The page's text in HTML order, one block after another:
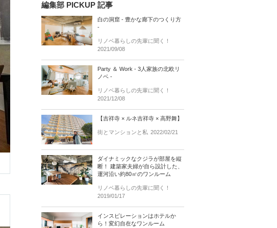
編集部 PICKUP 記事
白の洞窟 - 豊かな廊下のつくり方
-
リノベ暮らしの先輩に聞く！
2021/09/08
Party ＆ Work - 3人家族の北欧リ
ノベ -
リノベ暮らしの先輩に聞く！
2021/12/08
【吉祥寺 × ルネ吉祥寺 × 高野舞】
街とマンションと私 2022/02/21
ダイナミックなクジラが部屋を縦
断！ 建築家夫婦が自ら設計した、
運河沿い約80㎡のワンルーム
リノベ暮らしの先輩に聞く！
2019/01/17
インスピレーションはホテルか
ら！変幻自在なワンルーム